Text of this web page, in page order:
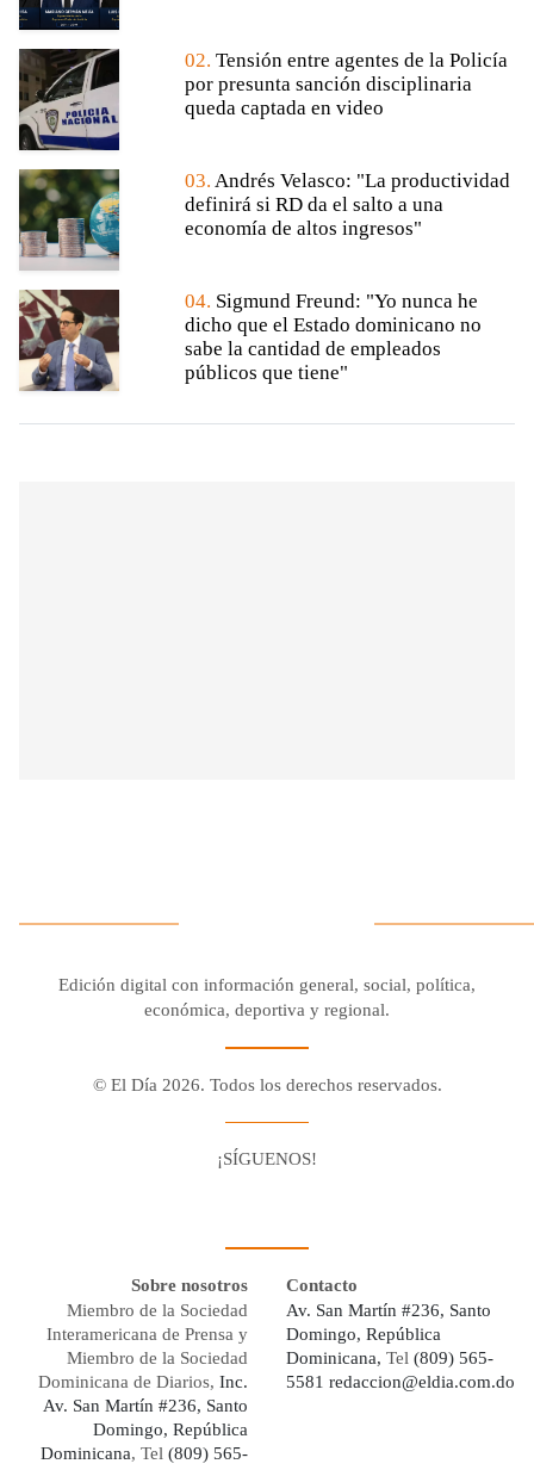
02. Tensión entre agentes de la Policía
por presunta sanción disciplinaria
queda captada en video
03. Andrés Velasco: "La productividad
definirá si RD da el salto a una
economía de altos ingresos"
04. Sigmund Freund: "Yo nunca he
dicho que el Estado dominicano no
sabe la cantidad de empleados
públicos que tiene"
Edición digital con información general, social, política,
económica, deportiva y regional.
© El Día 2026. Todos los derechos reservados.
¡SÍGUENOS!
Sobre nosotros
Miembro de la Sociedad
Interamericana de Prensa y
Miembro de la Sociedad
Dominicana de Diarios, Inc.
Av. San Martín #236, Santo
Domingo, República
Dominicana, Tel (809) 565-
Contacto
Av. San Martín #236, Santo
Domingo, República
Dominicana, Tel (809) 565-
5581 redaccion@eldia.com.do